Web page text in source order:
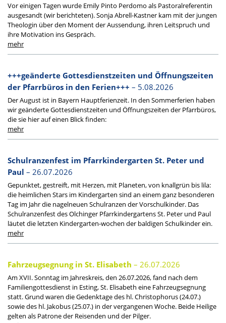
Vor einigen Tagen wurde Emily Pinto Perdomo als Pastoralreferentin
ausgesandt (wir berichteten). Sonja Abrell-Kastner kam mit der jungen
Theologin über den Moment der Aussendung, ihren Leitspruch und
ihre Motivation ins Gespräch.
+++geänderte Gottesdienstzeiten und Öffnungszeiten
der Pfarrbüros in den Ferien+++ – 5.08.2026
Der August ist in Bayern Hauptferienzeit. In den Sommerferien haben
wir geänderte Gottesdienstzeiten und Öffnungszeiten der Pfarrbüros,
die sie hier auf einen Blick finden:
Schulranzenfest im Pfarrkindergarten St. Peter und
Paul – 26.07.2026
Gepunktet, gestreift, mit Herzen, mit Planeten, von knallgrün bis lila:
die heimlichen Stars im Kindergarten sind an einem ganz besonderen
Tag im Jahr die nagelneuen Schulranzen der Vorschulkinder. Das
Schulranzenfest des Olchinger Pfarrkindergartens St. Peter und Paul
läutet die letzten Kindergarten-wochen der baldigen Schulkinder ein.
Fahrzeugsegnung in St. Elisabeth – 26.07.2026
Am XVII. Sonntag im Jahreskreis, den 26.07.2026, fand nach dem
Familiengottesdienst in Esting, St. Elisabeth eine Fahrzeugsegnung
statt. Grund waren die Gedenktage des hl. Christophorus (24.07.)
sowie des hl. Jakobus (25.07.) in der vergangenen Woche. Beide Heilige
gelten als Patrone der Reisenden und der Pilger.